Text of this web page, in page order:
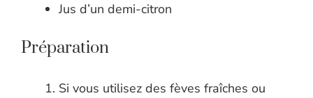
Jus d’un demi-citron
Préparation
Si vous utilisez des fèves fraîches ou